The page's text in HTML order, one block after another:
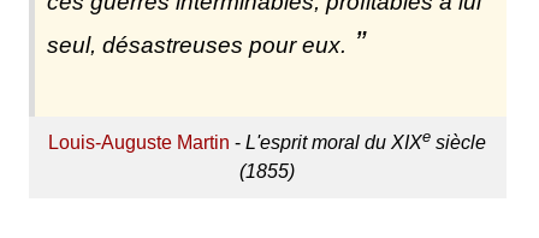
seul, désastreuses pour eux.
Louis-Auguste Martin -L'esprit moral du XIXe siècle
(1855)